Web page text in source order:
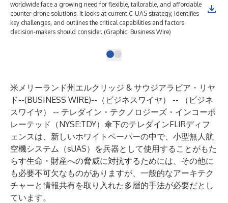
worldwide face a growing need for flexible, tailorable, and affordable
counter-drone solutions. It looks at current C-UAS strategy, identifies
key challenges, and outlines the critical capabilities and factors
decision-makers should consider. (Graphic: Business Wire)
米メリーランド州エルクリッジ & サウジアラビア・リヤ
ド--(BUSINESS WIRE)-- （ビジネスワイヤ） -- （ビジネ
スワイヤ） -- テレダイン・テクノロジーズ・インコーポ
レーテッド（NYSE:TDY）傘下のテレダインFLIRディフ
ェンスは、新しいホワイトペーパーの中で、小型無人航
空機システム（sUAS）を兵器として使用することがもた
らす生命・財産への脅威に対抗するためには、その他に
も必要不可欠なものがありますが、一般的なアーキテク
チャーと情報共有を取り入れた多層的手法が必要だとし
ています。